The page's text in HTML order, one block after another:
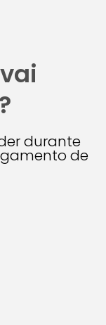
durante
de